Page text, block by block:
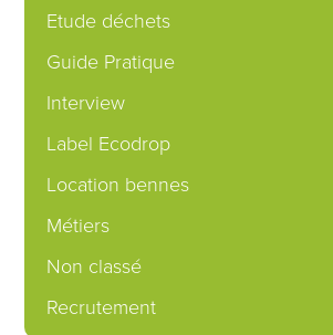
Etude déchets
Guide Pratique
Interview
Label Ecodrop
Location bennes
Métiers
Non classé
Recrutement